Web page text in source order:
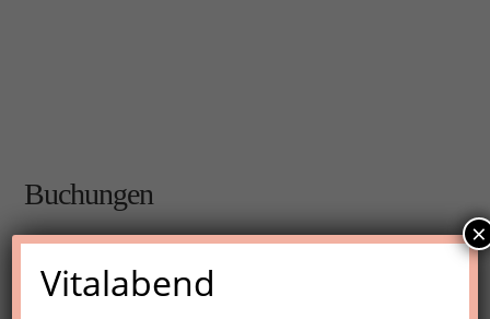
Buchungen
Buchungen sind für diese Veranstaltung nicht mehr
möglich.
Vitalabend
×